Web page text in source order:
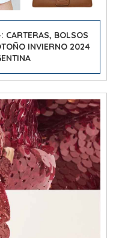
BOLSOS
INVIERNO 2024